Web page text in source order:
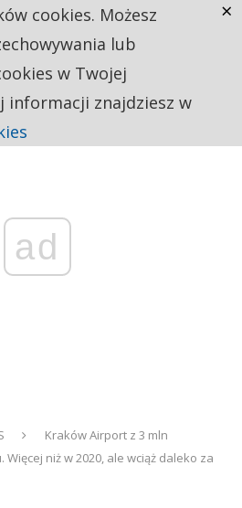
ad
Kraków Airport z 3 mln
niż w 2020, ale wciąż daleko za
cookies. Możesz
lub
w Twojej
informacji znajdziesz w
×